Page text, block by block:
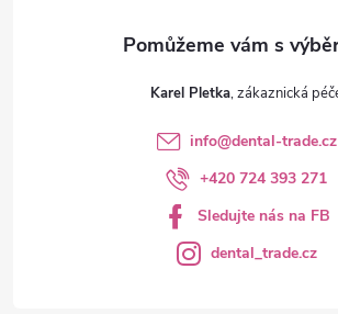
Karel Pletka
info@dental-trade.cz
+420 724 393 271
Sledujte nás na FB
dental_trade.cz